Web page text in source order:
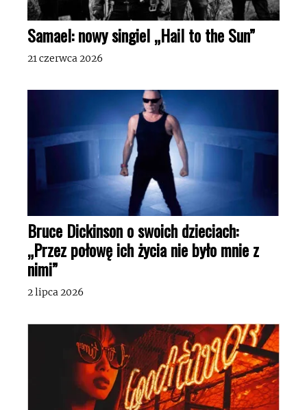
Samael: nowy singiel „Hail to the Sun”
21 czerwca 2026
Bruce Dickinson o swoich dzieciach:
„Przez połowę ich życia nie było mnie z
nimi”
2 lipca 2026